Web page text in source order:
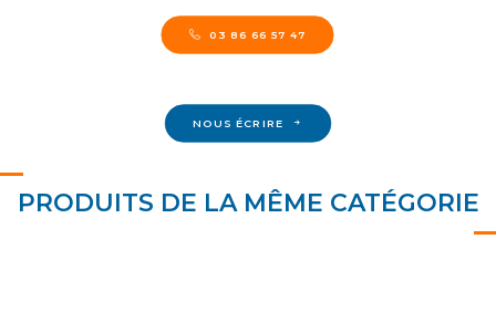
03 86 66 57 47
NOUS ÉCRIRE
PRODUITS DE LA MÊME CATÉGORIE